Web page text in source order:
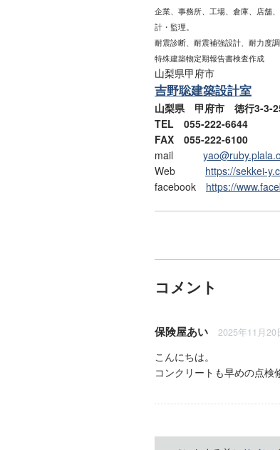
企業、事務所、工場、倉庫、店舗
計・監理。
耐震診断、耐震補強設計、耐力度
特殊建築物定期報告書検査作成
山梨県甲府市
吉野聡建築設計室
山梨県 甲府市 徳行3-3-
TEL 055-222-6644
FAX 055-222-6100
mail
Web https://sekkei-
facebook https://
コメント
保険屋あい 2025年11月20
こんにちは。
コンクリートも早めの点検